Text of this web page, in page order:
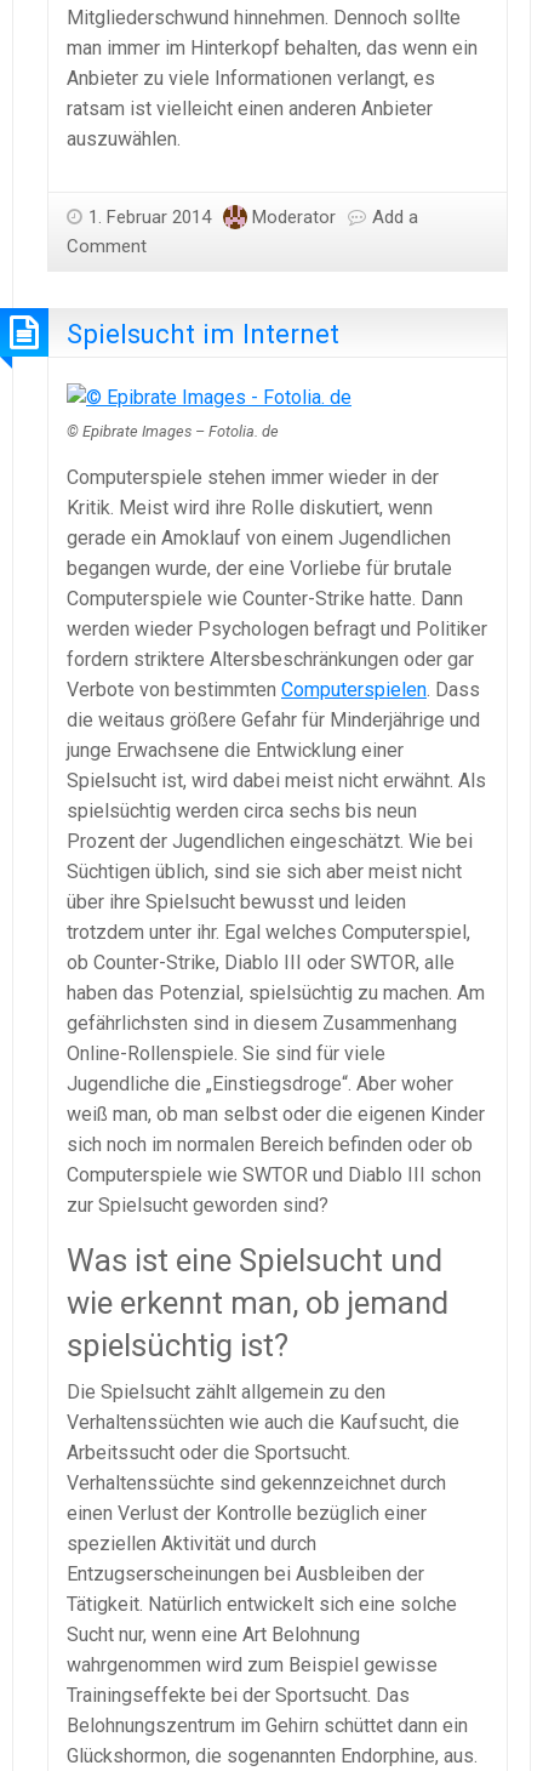
Mitgliederschwund hinnehmen. Dennoch sollte
man immer im Hinterkopf behalten, das wenn ein
Anbieter zu viele Informationen verlangt, es
ratsam ist vielleicht einen anderen Anbieter
auszuwählen.
1. Februar 2014 Moderator
Add a
Comment
Spielsucht im Internet
© Epibrate Images – Fotolia. de
Computerspiele stehen immer wieder in der
Kritik. Meist wird ihre Rolle diskutiert, wenn
gerade ein Amoklauf von einem Jugendlichen
begangen wurde, der eine Vorliebe für brutale
Computerspiele wie Counter-Strike hatte. Dann
werden wieder Psychologen befragt und Politiker
fordern striktere Altersbeschränkungen oder gar
Verbote von bestimmten Computerspielen. Dass
die weitaus größere Gefahr für Minderjährige und
junge Erwachsene die Entwicklung einer
Spielsucht ist, wird dabei meist nicht erwähnt. Als
spielsüchtig werden circa sechs bis neun
Prozent der Jugendlichen eingeschätzt. Wie bei
Süchtigen üblich, sind sie sich aber meist nicht
über ihre Spielsucht bewusst und leiden
trotzdem unter ihr. Egal welches Computerspiel,
ob Counter-Strike, Diablo III oder SWTOR, alle
haben das Potenzial, spielsüchtig zu machen. Am
gefährlichsten sind in diesem Zusammenhang
Online-Rollenspiele. Sie sind für viele
Jugendliche die „Einstiegsdroge“. Aber woher
weiß man, ob man selbst oder die eigenen Kinder
sich noch im normalen Bereich befinden oder ob
Computerspiele wie SWTOR und Diablo III schon
zur Spielsucht geworden sind?
Was ist eine Spielsucht und
wie erkennt man, ob jemand
spielsüchtig ist?
Die Spielsucht zählt allgemein zu den
Verhaltenssüchten wie auch die Kaufsucht, die
Arbeitssucht oder die Sportsucht.
Verhaltenssüchte sind gekennzeichnet durch
einen Verlust der Kontrolle bezüglich einer
speziellen Aktivität und durch
Entzugserscheinungen bei Ausbleiben der
Tätigkeit. Natürlich entwickelt sich eine solche
Sucht nur, wenn eine Art Belohnung
wahrgenommen wird zum Beispiel gewisse
Trainingseffekte bei der Sportsucht. Das
Belohnungszentrum im Gehirn schüttet dann ein
Glückshormon, die sogenannten Endorphine, aus.